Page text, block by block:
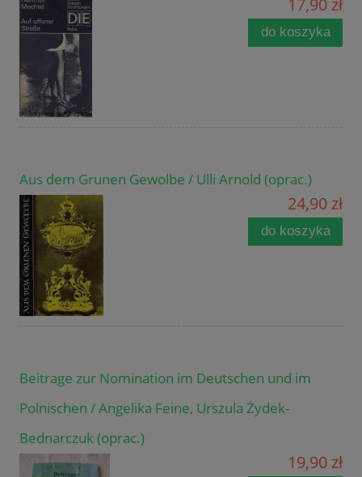
do koszyka
Aus dem Grunen Gewolbe / Ulli Arnold (oprac.)
24,90 zł
do koszyka
Beitrage zur Nomination im Deutschen und im
Polnischen / Angelika Feine, Urszula Żydek-
Bednarczuk (oprac.)
19,90 zł